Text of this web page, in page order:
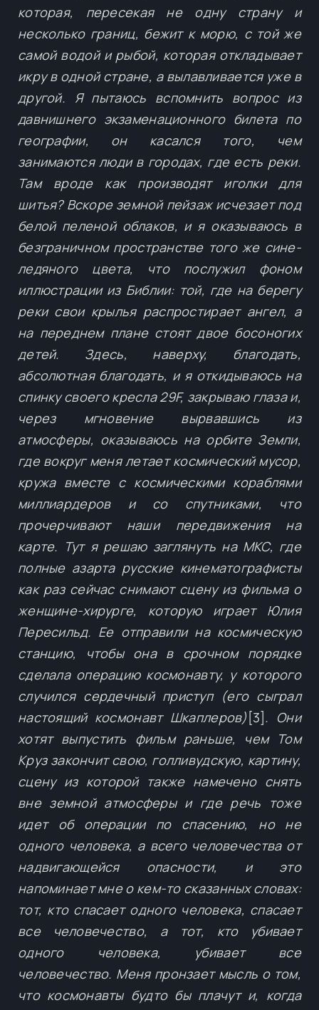
которая, пересекая не одну страну и
несколько границ, бежит к морю, с той же
самой водой и рыбой, которая откладывает
икру в одной стране, а вылавливается уже в
другой. Я пытаюсь вспомнить вопрос из
давнишнего экзаменационного билета по
географии, он касался того, чем
занимаются люди в городах, где есть реки.
Там вроде как производят иголки для
шитья? Вскоре земной пейзаж исчезает под
белой пеленой облаков, и я оказываюсь в
безграничном пространстве того же сине-
ледяного цвета, что послужил фоном
иллюстрации из Библии: той, где на берегу
реки свои крылья распростирает ангел, а
на переднем плане стоят двое босоногих
детей. Здесь, наверху, благодать,
абсолютная благодать, и я откидываюсь на
спинку своего кресла 29F, закрываю глаза и,
через мгновение вырвавшись из
атмосферы, оказываюсь на орбите Земли,
где вокруг меня летает космический мусор,
кружа вместе с космическими кораблями
миллиардеров и со спутниками, что
прочерчивают наши передвижения на
карте. Тут я решаю заглянуть на МКС, где
полные азарта русские кинематографисты
как раз сейчас снимают сцену из фильма о
женщине-хирурге, которую играет Юлия
Пересильд. Ее отправили на космическую
станцию, чтобы она в срочном порядке
сделала операцию космонавту, у которого
случился сердечный приступ (его сыграл
настоящий космонавт Шкаплеров) [3]. Они
хотят выпустить фильм раньше, чем Том
Круз закончит свою, голливудскую, картину,
сцену из которой также намечено снять
вне земной атмосферы и где речь тоже
идет об операции по спасению, но не
одного человека, а всего человечества от
надвигающейся опасности, и это
напоминает мне о кем-то сказанных словах:
тот, кто спасает одного человека, спасает
все человечество, а тот, кто убивает
одного человека, убивает все
человечество. Меня пронзает мысль о том,
что космонавты будто бы плачут и, когда